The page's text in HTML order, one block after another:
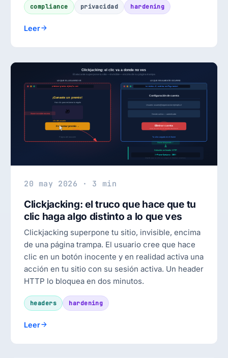
compliance privacidad hardening
Leer
20 may 2026 · 3 min
Clickjacking: el truco que hace que tu
clic haga algo distinto a lo que ves
Clickjacking superpone tu sitio, invisible, encima
de una página trampa. El usuario cree que hace
clic en un botón inocente y en realidad activa una
acción en tu sitio con su sesión activa. Un header
HTTP lo bloquea en dos minutos.
headers hardening
Leer